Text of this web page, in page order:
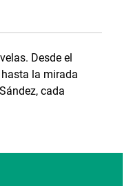
Desde el
la mirada
cada